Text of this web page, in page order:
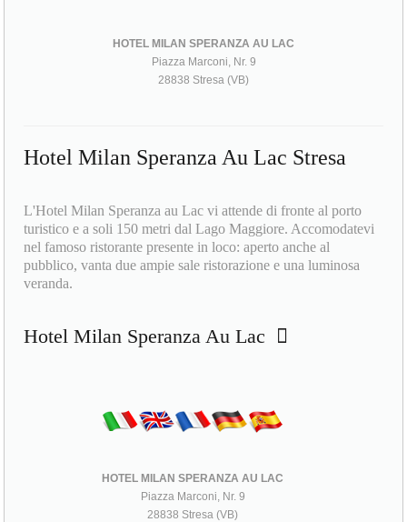
HOTEL MILAN SPERANZA AU LAC
Piazza Marconi, Nr. 9
28838 Stresa (VB)
Hotel Milan Speranza Au Lac Stresa
L'Hotel Milan Speranza au Lac vi attende di fronte al porto
turistico e a soli 150 metri dal Lago Maggiore. Accomodatevi
nel famoso ristorante presente in loco: aperto anche al
pubblico, vanta due ampie sale ristorazione e una luminosa
veranda.
Hotel Milan Speranza Au Lac
HOTEL MILAN SPERANZA AU LAC
Piazza Marconi, Nr. 9
28838 Stresa (VB)